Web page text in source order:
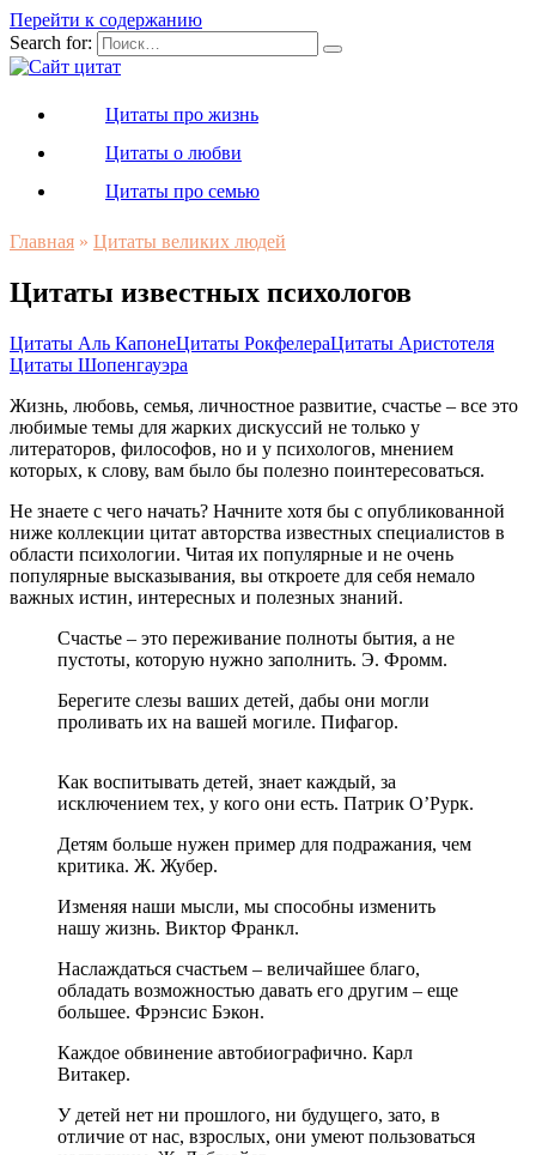
Перейти к содержанию
Search for:
Цитаты про жизнь
Цитаты о любви
Цитаты про семью
Главная » Цитаты великих людей
Цитаты известных психологов
Цитаты Аль КапонеЦитаты РокфелераЦитаты Аристотеля
Цитаты Шопенгауэра
Жизнь, любовь, семья, личностное развитие, счастье – все это
любимые темы для жарких дискуссий не только у
литераторов, философов, но и у психологов, мнением
которых, к слову, вам было бы полезно поинтересоваться.
Не знаете с чего начать? Начните хотя бы с опубликованной
ниже коллекции цитат авторства известных специалистов в
области психологии. Читая их популярные и не очень
популярные высказывания, вы откроете для себя немало
важных истин, интересных и полезных знаний.
Счастье – это переживание полноты бытия, а не
пустоты, которую нужно заполнить. Э. Фромм.
Берегите слезы ваших детей, дабы они могли
проливать их на вашей могиле. Пифагор.
Как воспитывать детей, знает каждый, за
исключением тех, у кого они есть. Патрик О’Рурк.
Детям больше нужен пример для подражания, чем
критика. Ж. Жубер.
Изменяя наши мысли, мы способны изменить
нашу жизнь. Виктор Франкл.
Наслаждаться счастьем – величайшее благо,
обладать возможностью давать его другим – еще
большее. Фрэнсис Бэкон.
Каждое обвинение автобиографично. Карл
Витакер.
У детей нет ни прошлого, ни будущего, зато, в
отличие от нас, взрослых, они умеют пользоваться